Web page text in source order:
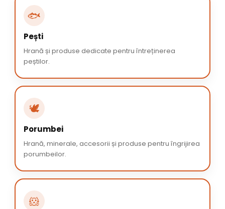
🐟
Pești
Hrană și produse dedicate pentru întreținerea
peștilor.
🕊️
Porumbei
Hrană, minerale, accesorii și produse pentru îngrijirea
porumbeilor.
🐹